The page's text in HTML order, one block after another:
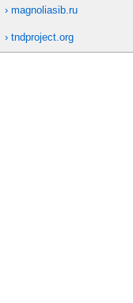
magnoliasib.ru
tndproject.org